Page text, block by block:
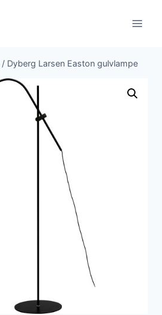
/ Dyberg Larsen Easton gulvlampe